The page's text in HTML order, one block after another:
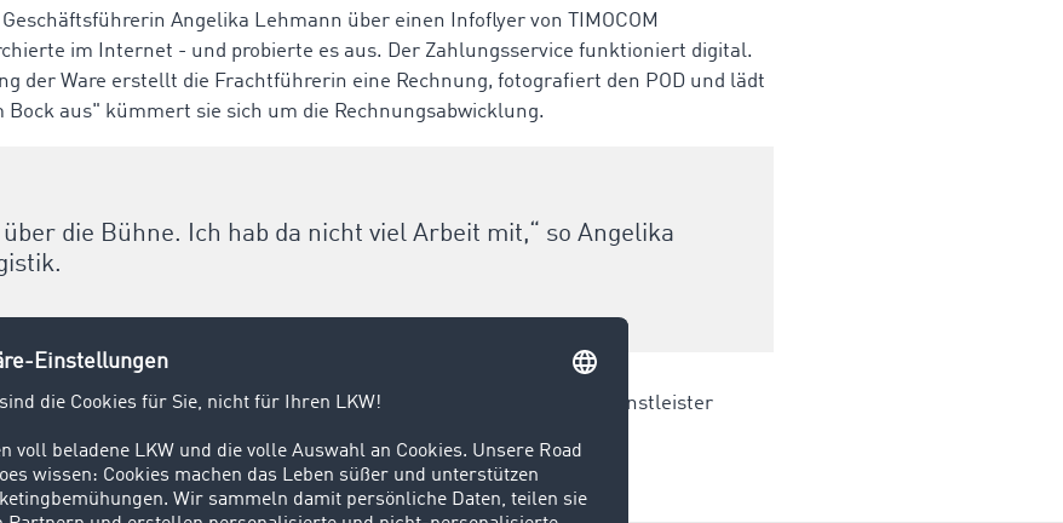
Angelika Lehmann über einen Infoflyer von TIMOCOM
im Internet - und probierte es aus. Der Zahlungsservice funktioniert digital.
der Ware erstellt die Frachtführerin eine Rechnung, fotografiert den POD und lädt
Bock aus" kümmert sie sich um die Rechnungsabwicklung.
die Bühne. Ich hab da nicht viel Arbeit mit,“ so Angelika
sie das Geld für den geleisteten Transportauftrag. Der Zahlungsdienstleister
und kümmert sich um alles Weitere.